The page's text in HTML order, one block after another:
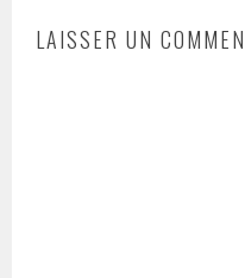
LAISSER UN